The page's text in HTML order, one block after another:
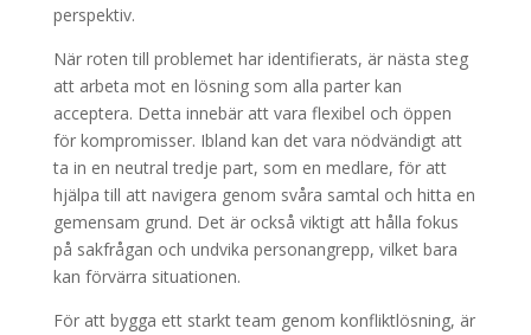
perspektiv.
När roten till problemet har identifierats, är nästa steg
att arbeta mot en lösning som alla parter kan
acceptera. Detta innebär att vara flexibel och öppen
för kompromisser. Ibland kan det vara nödvändigt att
ta in en neutral tredje part, som en medlare, för att
hjälpa till att navigera genom svåra samtal och hitta en
gemensam grund. Det är också viktigt att hålla fokus
på sakfrågan och undvika personangrepp, vilket bara
kan förvärra situationen.
För att bygga ett starkt team genom konfliktlösning, är